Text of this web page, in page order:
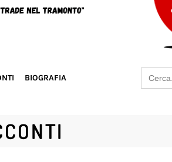
BIOGRAFIA
Search
for: